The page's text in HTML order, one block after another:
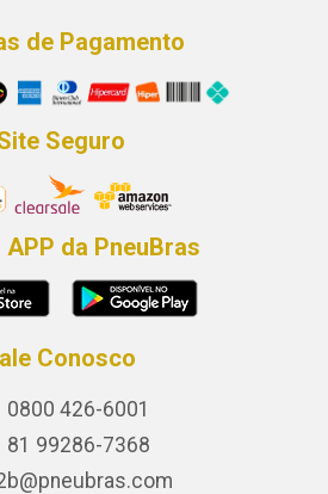
de Pagamento
Seguro
APP da PneuBras
Conosco
0800 426-6001
81 99286-7368